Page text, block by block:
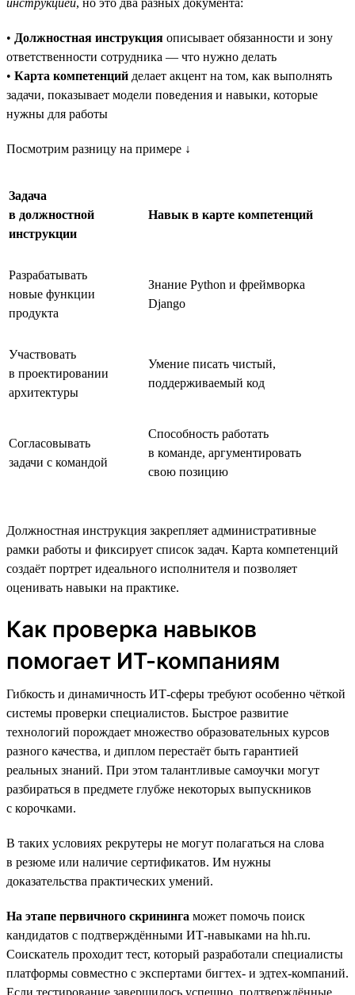
• Должностная инструкция описывает обязанности и зону
ответственности сотрудника — что нужно делать
• Карта компетенций делает акцент на том, как выполнять
задачи, показывает модели поведения и навыки, которые
нужны для работы
Посмотрим разницу на примере ↓
Задача
в должностной
инструкции
Навык в карте компетенций
Разрабатывать
новые функции
продукта
Знание Python и фреймворка
Django
Участвовать
в проектировании
архитектуры
Умение писать чистый,
поддерживаемый код
Согласовывать
задачи с командой
Способность работать
в команде, аргументировать
свою позицию
Должностная инструкция закрепляет административные
рамки работы и фиксирует список задач. Карта компетенций
создаёт портрет идеального исполнителя и позволяет
оценивать навыки на практике.
Как проверка навыков
помогает ИТ-компаниям
Гибкость и динамичность ИТ-сферы требуют особенно чёткой
системы проверки специалистов. Быстрое развитие
технологий порождает множество образовательных курсов
разного качества, и диплом перестаёт быть гарантией
реальных знаний. При этом талантливые самоучки могут
разбираться в предмете глубже некоторых выпускников
с корочками.
В таких условиях рекрутеры не могут полагаться на слова
в резюме или наличие сертификатов. Им нужны
доказательства практических умений.
На этапе первичного скрининга может помочь поиск
кандидатов с подтверждёнными ИТ-навыками на hh.ru.
Соискатель проходит тест, который разработали специалисты
платформы совместно с экспертами бигтех- и эдтех-компаний.
Если тестирование завершилось успешно, подтверждённые